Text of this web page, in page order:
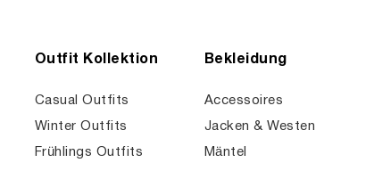
Outfit Kollektion
Casual Outfits
Winter Outfits
Frühlings Outfits
Bekleidung
Accessoires
Jacken & Westen
Mäntel